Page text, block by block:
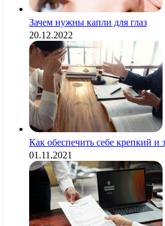
Зачем нужны капли для глаз
20.12.2022
Как обеспечить себе крепкий и
01.11.2021